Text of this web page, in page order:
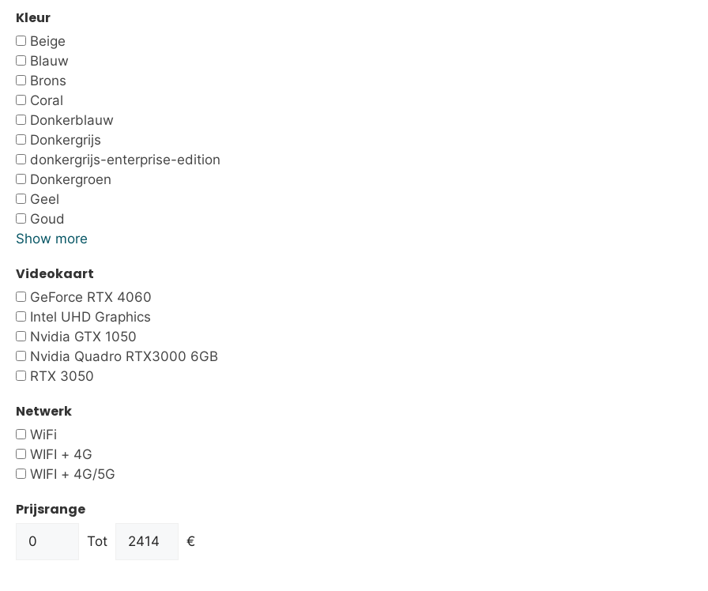
Kleur
Beige
Blauw
Brons
Coral
Donkerblauw
Donkergrijs
donkergrijs-enterprise-edition
Donkergroen
Geel
Goud
Show more
Videokaart
GeForce RTX 4060
Intel UHD Graphics
Nvidia GTX 1050
Nvidia Quadro RTX3000 6GB
RTX 3050
Netwerk
WiFi
WIFI + 4G
WIFI + 4G/5G
Prijsrange
Tot €